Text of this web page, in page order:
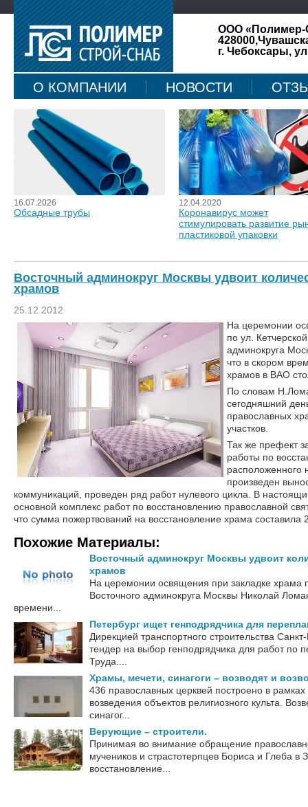
ООО «Полимер-
г. Чебоксары,
О КОМПАНИИ НОВОСТИ
КАРТА САЙТА
16.07.2026
Обсадные трубы
12.04.2020
Коронавирус может
стимулировать развитие
пластиковой упаковки
Восточный админокруг Москвы удвоит
храмов
25.12.2012
На церемонии
по ул.
админокруга
что в скором
храмов в ВАО
По словам
сегодняшний
православных
участков.
Так же префект
работы по
расположенного
произведен
коммуникаций, проведен ряд работ нулевого цикла. В
основной комплекс работ по восстановлению православной
что сумма пожертвований на восстановление храма составила
Похожие Материалы:
Восточный админокруг Москвы удвоит
храмов
На церемонии освящения при закладке храма
Восточного админокруга Москвы Николай
времени...
Петербург ищет генподрядчика для
Дирекцией транспортного строительства
тендер на выбор генподрядчика для работ по
Труда....
Храмы, мечети, синагоги – возводят и
436 православных церквей построено в
возведения объектов религиозного культа.
синагог...
Верующие – строители.
Принимая во внимание обращение
мучеников и страстотерпцев Бориса и Глеба в
восстановление...